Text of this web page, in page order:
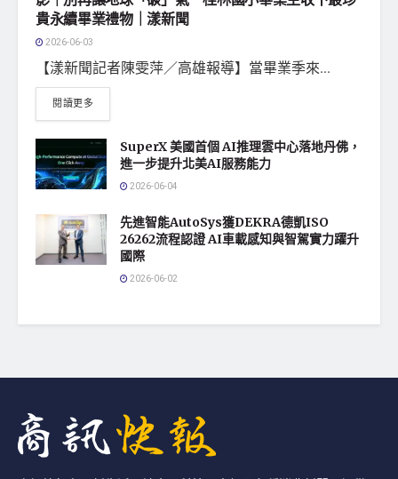
貴永續畢業禮物｜漾新聞
2026-06-03
【漾新聞記者陳雯萍／高雄報導】當畢業季來...
閱讀更多
SuperX 美國首個 AI推理雲中心落地丹佛，
進一步提升北美AI服務能力
2026-06-04
先進智能AutoSys獲DEKRA德凱ISO
26262流程認證 AI車載感知與智駕實力躍升
國際
2026-06-02